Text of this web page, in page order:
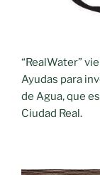
“RealWater”
Ayudas para
de Agua, que
Ciudad Real.